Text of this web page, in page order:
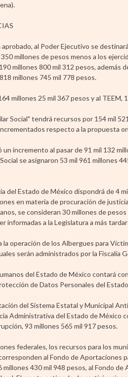
al Poder Ejecutivo se
millones de pesos menos a los
millones 800 mil 312 pesos, además
millones 745 mil 778 pesos.
millones 25 mil 367 pesos y al TEEM,
Social" tendrá recursos por 154 mil
respecto a la propuesta
incremento al pasar de 91 mil 132
se asignaron 53 mil 961 millones
del Estado de México dispondrá de 4
en materia de procuración de
se consideran 30 millones de
informadas a la Legislatura a más
la operación de los Albergues para
serán administrados por la Fiscalía
del Estado de México contará
de Datos Personales del
del Sistema Estatal y Municipal
Administrativa del Estado de México
93 millones 565 mil 917 pesos.
federales, los recursos para los
al Fondo de Aportaciones
430 mil 948 pesos, al Fondo